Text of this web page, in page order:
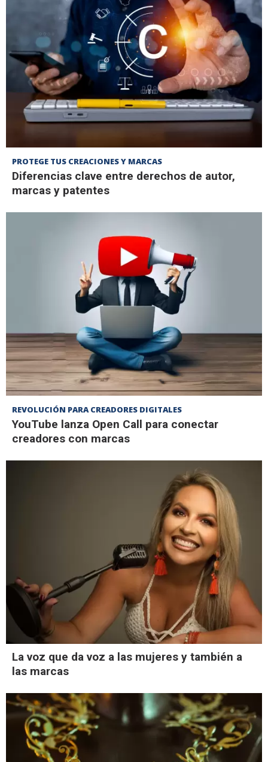
PROTEGE TUS CREACIONES Y MARCAS
Diferencias clave entre derechos de autor,
marcas y patentes
REVOLUCIÓN PARA CREADORES DIGITALES
YouTube lanza Open Call para conectar
creadores con marcas
La voz que da voz a las mujeres y también a
las marcas